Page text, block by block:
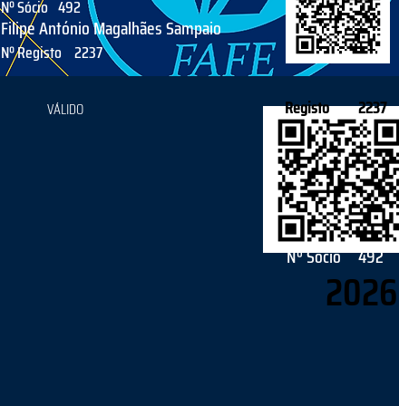
Filipe António Magalhães Sampaio
492
Nº Sócio
Nº Registo 2237
VÁLIDO
2026
492
Nº Sócio
Registo 2237